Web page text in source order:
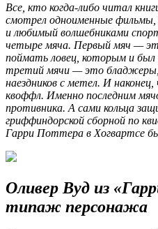
Все, кто когда-либо читал
смотрел одноименные
и любимый волшебниками
четыре мяча. Первый мяч —
поймать ловец, которым и
третий мячи — это
наездников с метел. И
квоффл. Именно последним
противника. А сами кольца
гриффиндорской сборной по
Гарри Поттера в Хогвартсе
Оливер Вуд из
типаж персонажа